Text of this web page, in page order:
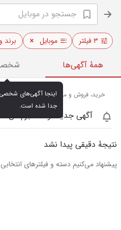
۳ فیلتر موبایل
همهٔ آگهی‌ها
جدا شده است.
خرید، فروش و مشاهده قیمت روز موبایل
آگهی جدید اومد خبرم کن
نتیجهٔ دقیقی پیدا نشد
پیشنهاد می‌کنیم دسته و فیلترهای انتخابی